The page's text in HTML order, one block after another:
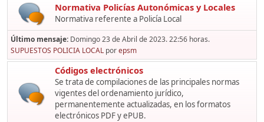
Normativa Policías Autonómicas y Locales
Normativa referente a Policía Local
Último mensaje: Domingo 23 de Abril de 2023. 22:56 horas.
SUPUESTOS POLICIA LOCAL porepsm
Códigos electrónicos
Se trata de compilaciones de las principales normas
vigentes del ordenamiento jurídico,
permanentemente actualizadas, en los formatos
electrónicos PDF y ePUB.